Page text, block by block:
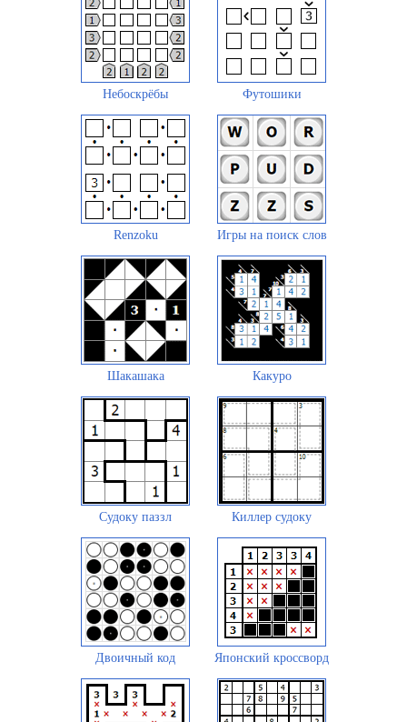
Небоскрёбы Футошики
Renzoku Игры на поиск слов
Шакашака Какуро
Судоку паззл Киллер судоку
Двоичный код Японский кроссворд